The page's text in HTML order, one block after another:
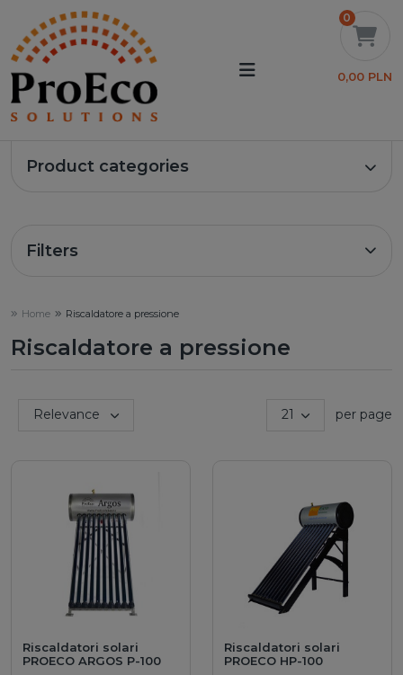
0
0,00 PLN
Product categories
Filters
Home Riscaldatore a pressione
Riscaldatore a pressione
Sort by:Relevance 21 per page
Riscaldatori solari
PROECO ARGOS P-100
Riscaldatori solari
PROECO HP-100